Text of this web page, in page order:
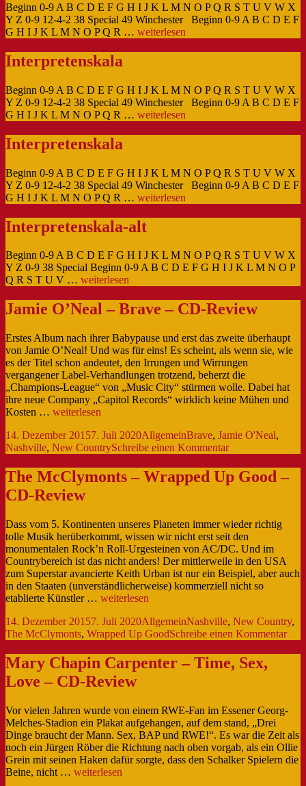
–
CD-
Beginn 0-9 A B C D E F G H I J K L M N O P Q R S T U V W X
Y Z 0-9 12-4-2 38 Special 49 Winchester Beginn 0-9 A B C D E F
G H I J K L M N O P Q R … Interpretenskala
weiterlesen
Interpretenskala
Beginn 0-9 A B C D E F G H I J K L M N O P Q R S T U V W X
Y Z 0-9 12-4-2 38 Special 49 Winchester Beginn 0-9 A B C D E F
G H I J K L M N O P Q R … Interpretenskala
weiterlesen
Interpretenskala
Beginn 0-9 A B C D E F G H I J K L M N O P Q R S T U V W X
Y Z 0-9 12-4-2 38 Special 49 Winchester Beginn 0-9 A B C D E F
G H I J K L M N O P Q R … Interpretenskala
weiterlesen
Interpretenskala-alt
Beginn 0-9 A B C D E F G H I J K L M N O P Q R S T U V W X
Y Z 0-9 38 Special Beginn 0-9 A B C D E F G H I J K L M N O P
Q R S T U V … Interpretenskala-
weiterlesen
Jamie O’Neal – Brave – CD-Review
Erstes Album nach ihrer Babypause und erst das zweite überhaupt
von Jamie O’Neal! Und was für eins! Es scheint, als wenn sie, wie
es der Titel schon andeutet, den Irrungen und Wirrungen
vergangener Label-Verhandlungen trotzend, beherzt die
„Champions-League“ von „Music City“ stürmen wolle. Dabei hat
ihre neue Company „Capitol Records“ wirklich keine Mühen und
Kosten … Jamie
–
Brave
CD-
Review
weiterlesen
Veröffentlicht
am
14. Dezember 20157. Juli 2020Kategorien
AllgemeinSchlagwörter
Brave, Jamie O'Neal,
Nashville, New CountrySchreibe einen Kommentarzu
O’Neal
–
CD-
Review
The McClymonts – Wrapped Up Good –
CD-Review
Dass vom 5. Kontinenten unseres Planeten immer wieder richtig
tolle Musik herüberkommt, wissen wir nicht erst seit den
monumentalen Rock’n Roll-Urgesteinen von AC/DC. Und im
Countrybereich ist das nicht anders! Der mittlerweile in den USA
zum Superstar avancierte Keith Urban ist nur ein Beispiel, aber auch
in den Staaten (unverständlicherweise) kommerziell nicht so
etablierte Künstler … The
–
Wrapped
Good
–
CD-
weiterlesen
Veröffentlicht
am
14. Dezember 20157. Juli 2020Kategorien
AllgemeinSchlagwörter
Nashville, New Country,
The McClymonts, Wrapped Up GoodSchreibe einen Kommentarzu
CD-
Mary Chapin Carpenter – Time, Sex,
Love – CD-Review
Vor vielen Jahren wurde von einem RWE-Fan im Essener Georg-
Melches-Stadion ein Plakat aufgehangen, auf dem stand, „Drei
Dinge braucht der Mann. Sex, BAP und RWE!“. Es war die Zeit als
noch ein Jürgen Röber die Richtung nach oben vorgab, als ein Ollie
Grein mit seinen Haken dafür sorgte, dass den Schalker Spielern die
Beine, nicht … Mary
weiterlesen